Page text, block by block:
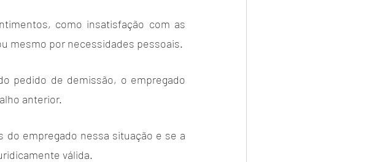
como insatisfação com as
mesmo por necessidades pessoais.
pedido de demissão, o empregado
anterior.
empregado nessa situação e se a
válida.